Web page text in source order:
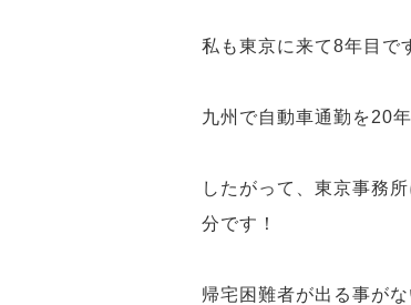
私も東京に来て8年目で
九州で自動車通勤を20
したがって、東京事務
分です！
帰宅困難者が出る事が